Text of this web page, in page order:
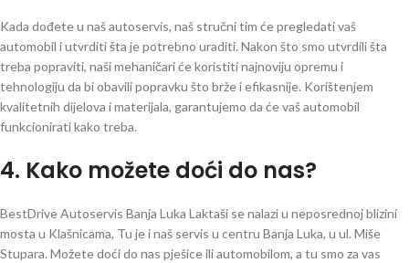
Kada dođete u naš autoservis, naš stručni tim će pregledati vaš
automobil i utvrditi šta je potrebno uraditi. Nakon što smo utvrdili šta
treba popraviti, naši mehaničari će koristiti najnoviju opremu i
tehnologiju da bi obavili popravku što brže i efikasnije. Korištenjem
kvalitetnih dijelova i materijala, garantujemo da će vaš automobil
funkcionirati kako treba.
4. Kako možete doći do nas?
BestDrive Autoservis Banja Luka Laktaši se nalazi u neposrednoj blizini
mosta u Klašnicama, Tu je i naš servis u centru Banja Luka, u ul. Miše
Stupara. Možete doći do nas pješice ili automobilom, a tu smo za vas